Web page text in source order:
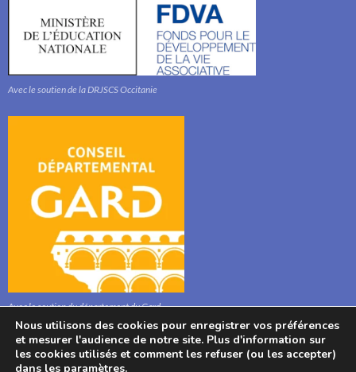
Avec le soutien de la DRJSCS Occitanie
Avec le soutien du département du Gard
Nous utilisons des cookies pour enregistrer vos préférences
et mesurer l'audience de notre site. Plus d'information sur
les cookies utilisés et comment les refuser (ou les accepter)
dans les paramètres.